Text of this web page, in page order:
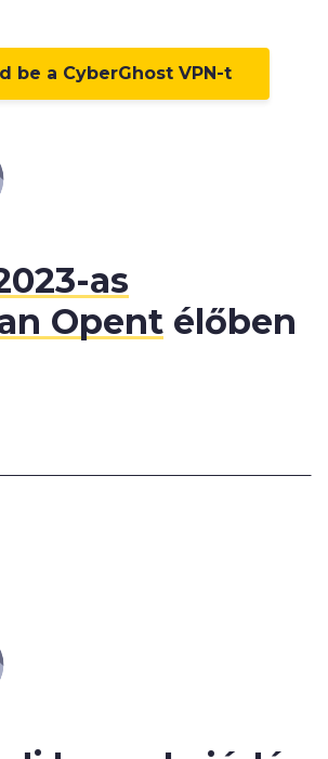
be a CyberGhost VPN-t
as
Opent élőben